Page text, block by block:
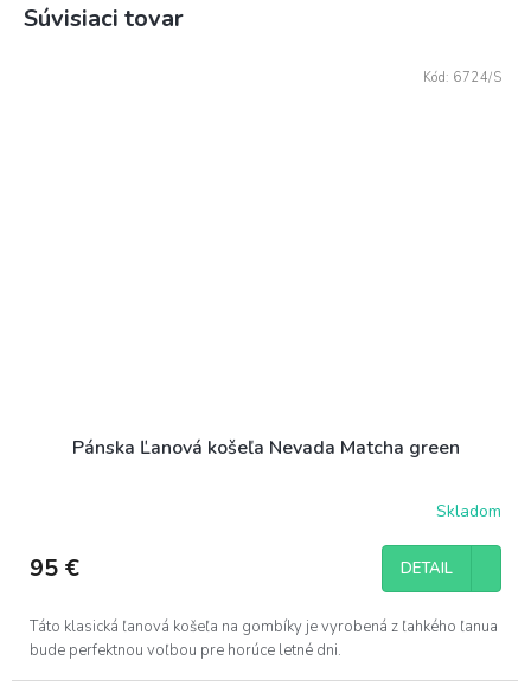
Súvisiaci tovar
Pánska Ľanová košeľa Nevada Matcha green
Skladom
95 € DETAIL
Táto klasická ľanová košeľa na gombíky je vyrobená z ľahkého ľanua
bude perfektnou voľbou pre horúce letné dni.
Kód: 6724/S